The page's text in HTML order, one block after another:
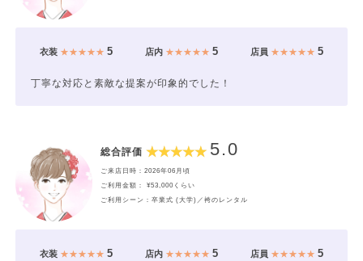
衣装★★★★★ 5 店内★★★★★ 5 店員 ★★★★★5
丁寧な対応と素敵な提案が印象的でした！
総合評価 5.0
ご来店日時：2026年06月頃
ご利用金額： ¥53,000くらい
ご利用シーン：卒業式 (大学)／袴のレンタル
衣装★★★★★ 5 店内★★★★★ 5 店員 ★★★★★5